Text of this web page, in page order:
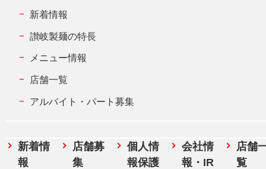
新着情報
讃岐製麺の特長
メニュー情報
店舗一覧
アルバイト・パート募集
新着情
報
店舗募
集
個人情
報保護
会社情
報・IR
店舗
覧